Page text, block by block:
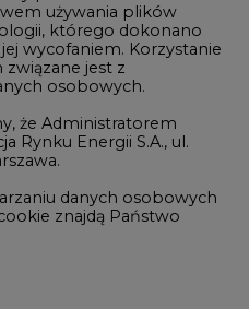
używania plików
którego dokonano
wycofaniem. Korzystanie
jest z
osobowych.
że Administratorem
Rynku Energii S.A., ul.
danych osobowych
znajdą Państwo